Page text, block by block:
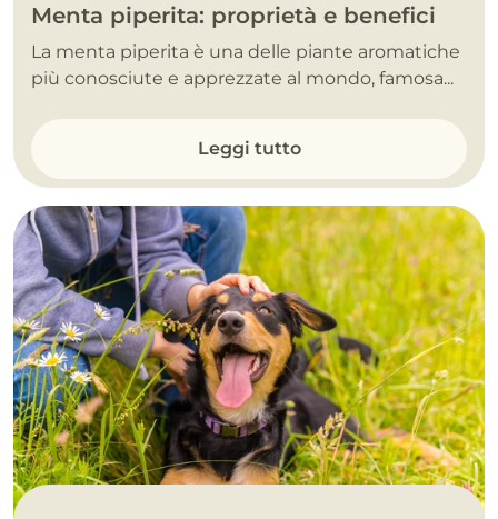
Menta piperita: proprietà e benefici
La menta piperita è una delle piante aromatiche
più conosciute e apprezzate al mondo, famosa...
Leggi tutto